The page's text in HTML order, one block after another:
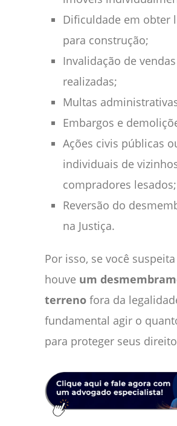
Dificuldade em obter
para construção;
Invalidação de vendas
realizadas;
Multas
Embargos e
Ações civis públicas
individuais de
compradores lesados;
Reversão do
na Justiça.
Por isso, se você
houve um
terreno fora da
fundamental agir o
para proteger seus